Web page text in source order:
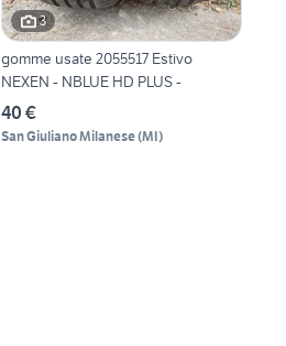
3
gomme usate 2055517 Estivo
NEXEN - NBLUE HD PLUS -
40 €
San Giuliano Milanese(MI)